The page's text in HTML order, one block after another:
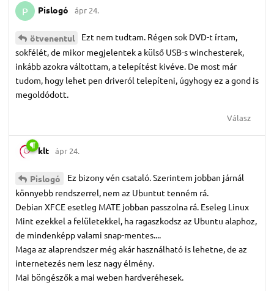
P Pislogó ápr 24.
ötvenentul
Ezt nem tudtam. Régen sok DVD-t írtam,
sokfélét, de mikor megjelentek a külső USB-s winchesterek,
inkább azokra váltottam, a telepítést kivéve. De most már
tudom, hogy lehet pen driveról telepíteni, úgyhogy ez a gond is
megoldódott.
Válasz
klt ápr 24.
Pislogó
Ez bizony vén csataló. Szerintem jobban járnál
könnyebb rendszerrel, nem az Ubuntut tenném rá.
Debian XFCE esetleg MATE jobban passzolna rá. Eseleg Linux
Mint ezekkel a felületekkel, ha ragaszkodsz az Ubuntu alaphoz,
de mindenképp valami snap-mentes....
Maga az alaprendszer még akár használható is lehetne, de az
internetezés nem lesz nagy élmény.
Mai böngészők a mai weben hardveréhesek.